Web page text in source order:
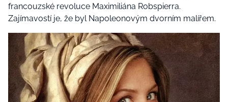
francouzské revoluce Maximiliána Robspierra.
Zajímavostí je, že byl Napoleonovým dvorním malířem.